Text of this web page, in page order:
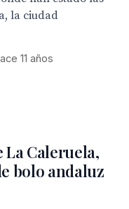
la ciudad
11 años
La Caleruela,
bolo andaluz